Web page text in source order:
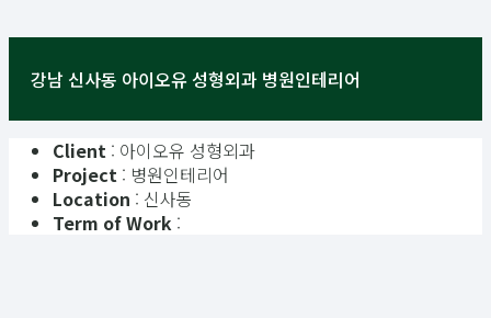
강남 신사동 아이오유 성형외과 병원인테리어
Client : 아이오유 성형외과
Project : 병원인테리어
Location : 신사동
Term of Work :